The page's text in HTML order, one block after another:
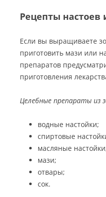
Рецепты настоев
Если вы выращиваете
приготовить мази или
препаратов
приготовления
Целебные препараты из
водные настойки;
спиртовые
масляные
мази;
отвары;
сок.